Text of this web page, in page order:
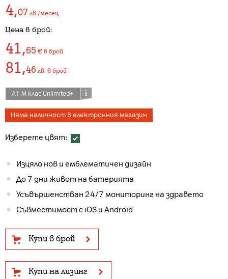
4,07 лв./месец
Цена в брой:
41,65 € в брой
81,46 лв. в брой
А1 М клас Unlimited+
Няма наличност в електронния магазин
Изберете цвят:
Изцяло нов и емблематичен дизайн
До 7 дни живот на батерията
Усъвършенстван 24/7 мониторинг на здравето
Съвместимост с iOS и Android
Купи в брой
Купи на лизинг